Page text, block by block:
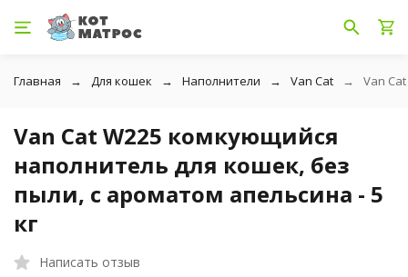
Главная Для кошек Наполнители Van Cat Van
Van Cat W225 комкующийся
наполнитель для кошек, без
пыли, с ароматом апельсина - 5
кг
Написать отзыв